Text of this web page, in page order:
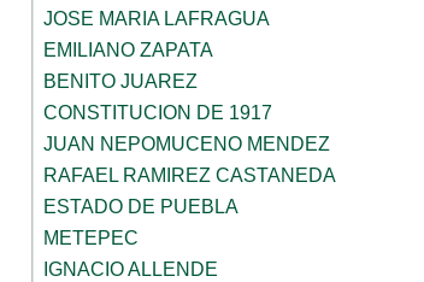
JOSE MARIA LAFRAGUA
EMILIANO ZAPATA
BENITO JUAREZ
CONSTITUCION DE 1917
JUAN NEPOMUCENO MENDEZ
RAFAEL RAMIREZ CASTANEDA
ESTADO DE PUEBLA
METEPEC
IGNACIO ALLENDE